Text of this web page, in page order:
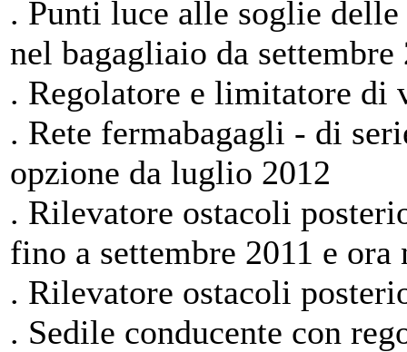
. Punti luce alle soglie
nel bagagliaio da
. Regolatore e limitatore di
. Rete fermabagagli - di
opzione da luglio 2012
. Rilevatore ostacoli
fino a settembre 2011 e
. Rilevatore ostacoli
. Sedile conducente con